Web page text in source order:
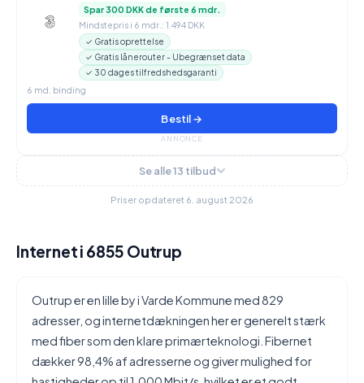
Spar 300 DKK de første 6 mdr.
Mindstepris i 6 mdr.: 1.494 DKK
✓ Gratis oprettelse
✓ Gratis lånerouter - Ubegrænset data
✓ 30 dages tilfredshedsgaranti
6 md. binding
Bestil →
ANNONCE
Se alle 13 tilbud
Priser opdateret 6. august 2026
Internet i 6855 Outrup
Outrup er en lille by i Varde Kommune med 829
adresser, og internetdækningen her er generelt stærk
med fiber som den klare primærteknologi. Fibernet
dækker 98,4% af adresserne og giver mulighed for